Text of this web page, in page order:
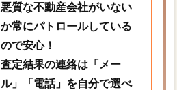
悪質な不動産会社がいない
か常にパトロールしている
ので安心！
査定結果の連絡は「メー
ル」「電話」を自分で選べ